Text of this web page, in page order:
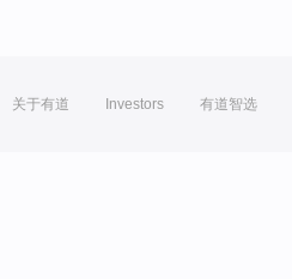
关于有道 Investors 有道智选